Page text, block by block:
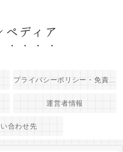
ディア
運営者情報
合わせ先